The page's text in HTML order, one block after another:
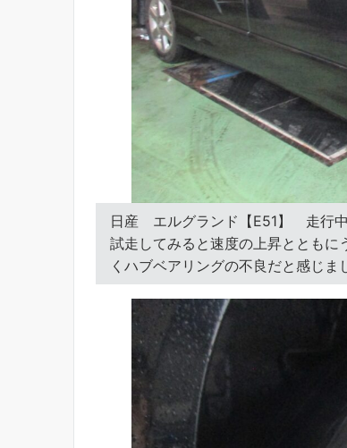
日産 エルグランド【E51】 走行中
試走してみると速度の上昇とともに
くハブベアリングの不良だと感じま